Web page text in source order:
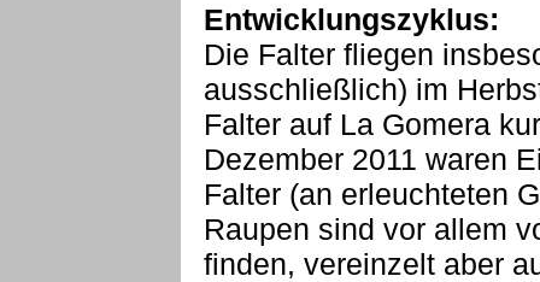
Entwicklungszyklus:
Die Falter fliegen
ausschließlich) im
Falter auf La Gomera
Dezember 2011 waren
Falter (an erleuchteten
Raupen sind vor allem
finden, vereinzelt aber